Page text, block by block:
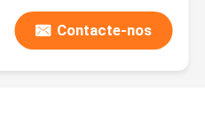
Contacte-nos